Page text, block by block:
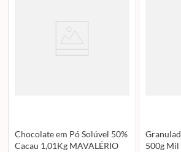
Chocolate em Pó Solúvel 50%
Cacau 1,01Kg MAVALÉRIO
500g Mil